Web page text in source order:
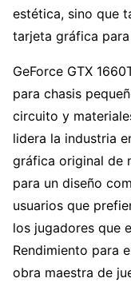
estética, sino que
tarjeta gráfica
GeForce GTX
para chasis
circuito y
lidera la industria
gráfica original de
para un diseño
usuarios que
los jugadores que
Rendimiento para
obra maestra de